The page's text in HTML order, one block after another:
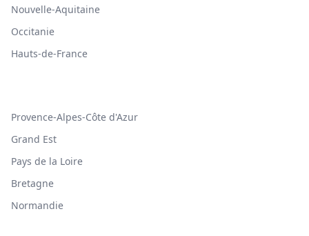
Nouvelle-Aquitaine
Occitanie
Hauts-de-France
Provence-Alpes-Côte d'Azur
Grand Est
Pays de la Loire
Bretagne
Normandie